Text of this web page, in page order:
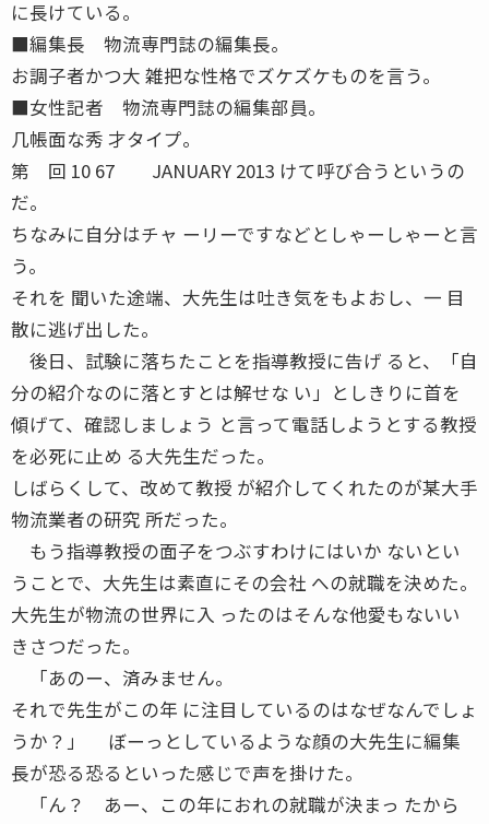
に長けている。
■編集長 物流専門誌の編集長。
お調子者かつ大 雑把な性格でズケズケものを言う。
■女性記者 物流専門誌の編集部員。
几帳面な秀 才タイプ。
第 回 10 67 JANUARY 2013 けて呼び合うというの
だ。
ちなみに自分はチャ ーリーですなどとしゃーしゃーと言
う。
それを 聞いた途端、大先生は吐き気をもよおし、一 目
散に逃げ出した。
後日、試験に落ちたことを指導教授に告げ ると、「自
分の紹介なのに落とすとは解せな い」としきりに首を
傾げて、確認しましょう と言って電話しようとする教授
を必死に止め る大先生だった。
しばらくして、改めて教授 が紹介してくれたのが某大手
物流業者の研究 所だった。
もう指導教授の面子をつぶすわけにはいか ないとい
うことで、大先生は素直にその会社 への就職を決めた。
大先生が物流の世界に入 ったのはそんな他愛もないい
きさつだった。
「あのー、済みません。
それで先生がこの年 に注目しているのはなぜなんでしょ
うか？」 ぼーっとしているような顔の大先生に編集
長が恐る恐るといった感じで声を掛けた。
「ん？ あー、この年におれの就職が決まっ たから